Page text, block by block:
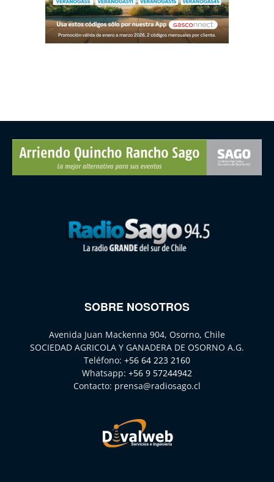
SOBRE NOSOTROS
Avenida Juan Mackenna 904, Osorno, Chile
SOCIEDAD AGRICOLA Y GANADERA DE OSORNO A.G.
Teléfono: +56 64 223 2160
Whatsapp: +56 9 57244942
Contacto: prensa@radiosago.cl